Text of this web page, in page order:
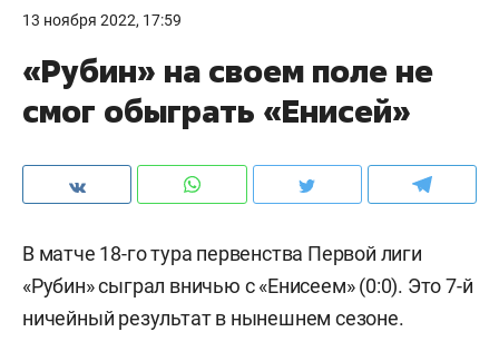
13 ноября 2022, 17:59
«Рубин» на своем поле не
смог обыграть «Енисей»
В матче 18-го тура первенства Первой лиги
«Рубин» сыграл вничью с «Енисеем» (0:0). Это 7-й
ничейный результат в нынешнем сезоне.